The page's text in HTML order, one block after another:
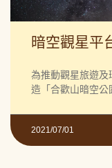
暗空觀星平
為推動觀星旅遊及
造「合歡山暗空公
2021/07/01